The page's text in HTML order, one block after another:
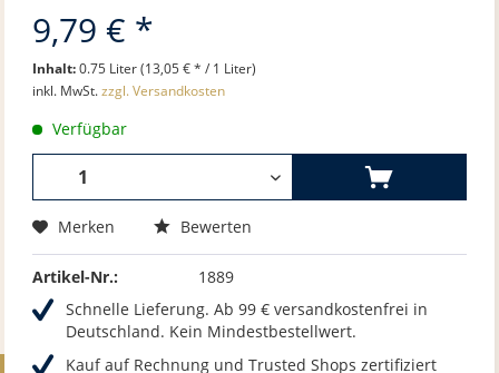
9,79 € *
Inhalt:0.75 Liter (13,05 € * / 1 Liter)
inkl. MwSt.zzgl. Versandkosten
Verfügbar
Merken Bewerten
Artikel-Nr.:
1889
Schnelle Lieferung. Ab 99 € versandkostenfrei in
Deutschland. Kein Mindestbestellwert.
Kauf auf Rechnung und Trusted Shops zertifiziert